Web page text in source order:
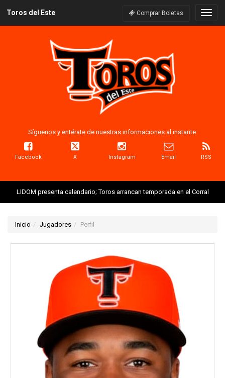
Toros del Este Comprar Boletas
Síguenos y entérate de nuestras informaciones al instante:
Facebook X Instagram Email RSS
LIDOM presenta calendario; Toros arrancan temporada en el Corral
Inicio Jugadores Perfil